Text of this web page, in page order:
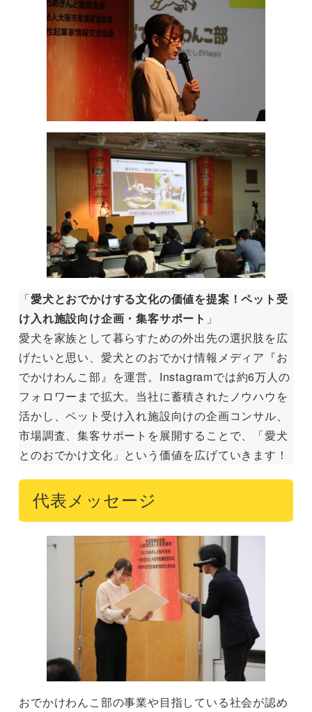
「愛犬とおでかけする文化の価値を提案！ペット受
け入れ施設向け企画・集客サポート 」
愛犬を家族として暮らすための外出先の選択肢を広
げたいと思い、愛犬とのおでかけ情報メディア『お
でかけわんこ部』を運営。Instagramでは約6万人の
フォロワーまで拡大。当社に蓄積されたノウハウを
活かし、ペット受け入れ施設向けの企画コンサル、
市場調査、集客サポートを展開することで、「愛犬
とのおでかけ文化」という価値を広げていきます！
代表メッセージ
おでかけわんこ部の事業や目指している社会が認め